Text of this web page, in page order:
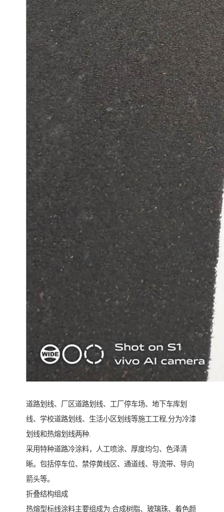
道路划线、厂区道路划线、工厂停车场、地下车库划
线、学校道路划线、生活小区划线等施工工程,分为冷漆
划线和热熔划线两种.
采用特种道路冷涂料，人工喷涂、厚度均匀、色泽清
晰。包括停车位、禁停黄线区、通道线、导流带、导向
箭头等。
折叠结构组成
热熔型标线涂料主要组成为:合成树脂、玻璃珠、着色颜